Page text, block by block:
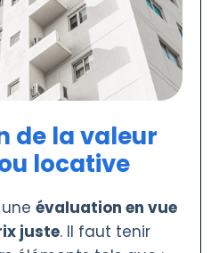
de la valeur
locative
évaluation en vue
juste. Il faut tenir